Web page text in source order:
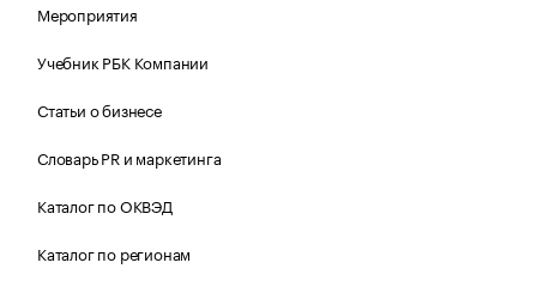
Мероприятия
Учебник РБК Компании
Статьи о бизнесе
Словарь PR и маркетинга
Каталог по ОКВЭД
Каталог по регионам